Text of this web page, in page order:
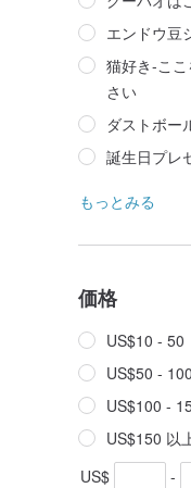
エンドウ豆
猫好き-こ
さい
ダストボー
誕生日プレ
もっとみる
価格
US$10 - 50
US$50 - 100
US$100 -
US$150 以
US$
-